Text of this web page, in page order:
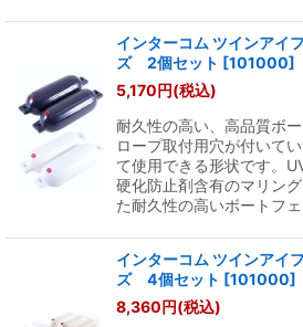
インターコム ツインア
ズ 2個セット [101000]
5,170円(税込)
耐久性の高い、高品質ボ
ロープ取付用穴が付いて
て使用できる形状です。
硬化防止剤含有のマリン
た耐久性の高いボートフ
インターコム ツインア
ズ 4個セット [101000]
8,360円(税込)